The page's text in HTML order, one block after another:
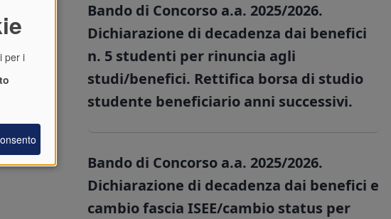
Bando di Concorso a.a. 2025/2026.
Dichiarazione di decadenza dai benefici
n. 5 studenti per rinuncia agli
studi/benefici. Rettifica borsa di studio
studente beneficiario anni successivi.
Bando di Concorso a.a. 2025/2026.
Dichiarazione di decadenza dai benefici e
cambio fascia ISEE/cambio status per
per i